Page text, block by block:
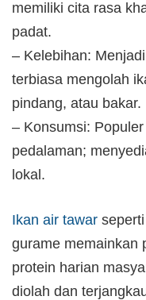
memiliki cita rasa
padat.
– Kelebihan:
terbiasa mengolah
pindang, atau bakar.
– Konsumsi:
pedalaman;
lokal.
Ikan air tawar
gurame memainkan
protein harian
diolah dan